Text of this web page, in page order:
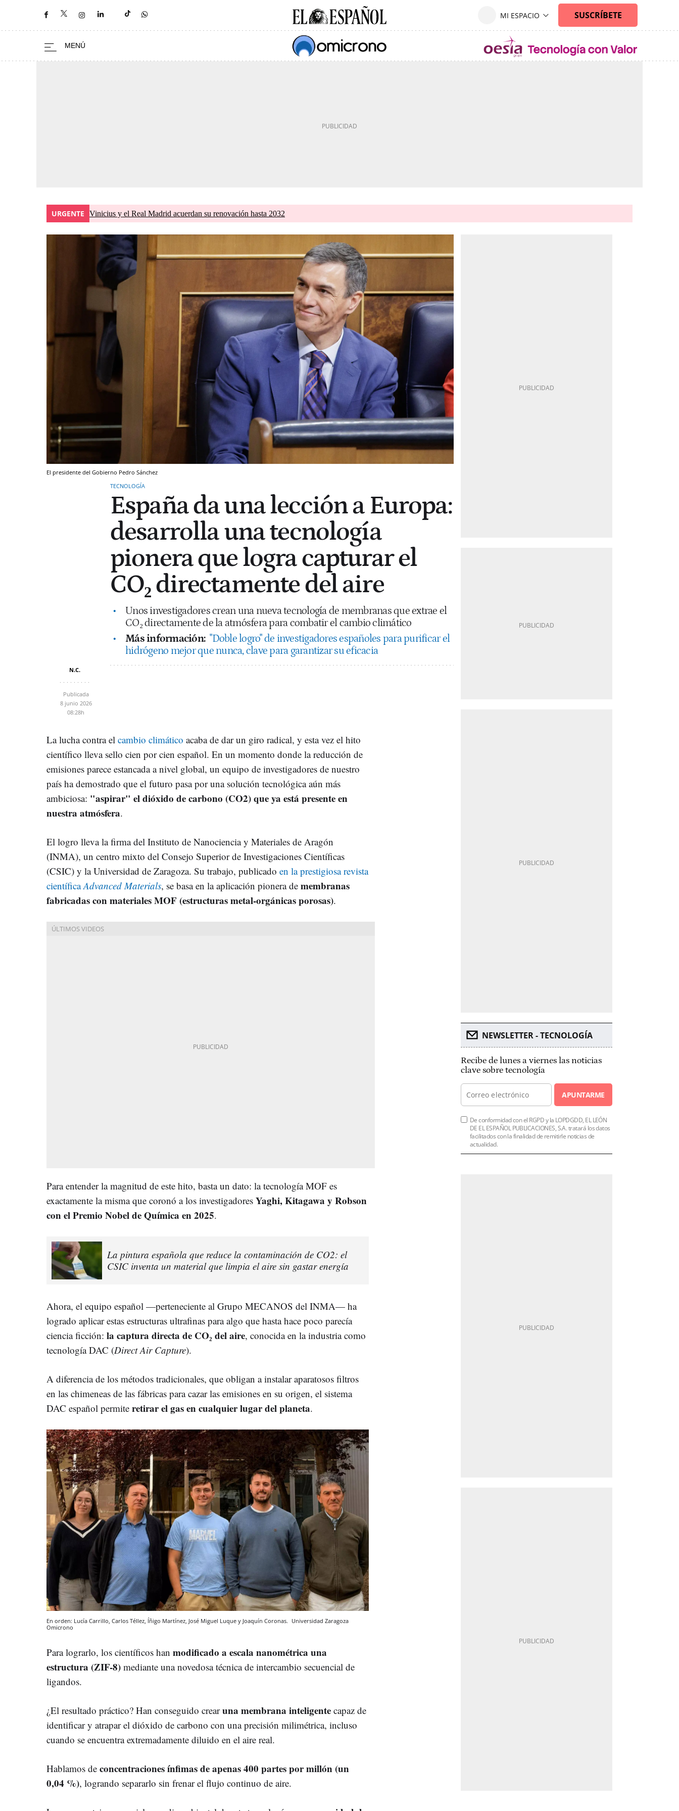
URGENTE Vinicius y el Real Madrid acuerdan su renovación hasta 2032
El presidente del Gobierno Pedro Sánchez
TECNOLOGÍA
España da una lección a Europa:
desarrolla una tecnología
pionera que logra capturar el
CO₂ directamente del aire
Unos investigadores crean una nueva tecnología de membranas que extrae el
CO₂ directamente de la atmósfera para combatir el cambio climático
Más información: "Doble logro" de investigadores españoles para purificar el
hidrógeno mejor que nunca, clave para garantizar su eficacia
N.C.
Publicada
8 junio 2026
08:28h
La lucha contra el cambio climático acaba de dar un giro radical, y esta vez el hito
científico lleva sello cien por cien español. En un momento donde la reducción de
emisiones parece estancada a nivel global, un equipo de investigadores de nuestro
país ha demostrado que el futuro pasa por una solución tecnológica aún más
ambiciosa: "aspirar" el dióxido de carbono (CO2) que ya está presente en
nuestra atmósfera.
El logro lleva la firma del Instituto de Nanociencia y Materiales de Aragón
(INMA), un centro mixto del Consejo Superior de Investigaciones Científicas
(CSIC) y la Universidad de Zaragoza. Su trabajo, publicado en la prestigiosa revista
científicaAdvanced Materials, se basa en la aplicación pionera de membranas
fabricadas con materiales MOF (estructuras metal-orgánicas porosas).
Para entender la magnitud de este hito, basta un dato: la tecnología MOF es
exactamente la misma que coronó a los investigadores Yaghi, Kitagawa y Robson
con el Premio Nobel de Química en 2025.
La pintura española que reduce la contaminación de CO2: el
CSIC inventa un material que limpia el aire sin gastar energía
Ahora, el equipo español —perteneciente al Grupo MECANOS del INMA— ha
logrado aplicar estas estructuras ultrafinas para algo que hasta hace poco parecía
ciencia ficción: la captura directa de CO₂ del aire, conocida en la industria como
tecnología DAC (Direct Air Capture).
A diferencia de los métodos tradicionales, que obligan a instalar aparatosos filtros
en las chimeneas de las fábricas para cazar las emisiones en su origen, el sistema
DAC español permite retirar el gas en cualquier lugar del planeta.
En orden: Lucía Carrillo, Carlos Téllez, Íñigo Martínez, José Miguel Luque y Joaquín Coronas. Universidad Zaragoza
Omicrono
Para lograrlo, los científicos han modificado a escala nanométrica una
estructura (ZIF-8) mediante una novedosa técnica de intercambio secuencial de
ligandos.
¿El resultado práctico? Han conseguido crearuna membrana inteligente capaz de
identificar y atrapar el dióxido de carbono con una precisión milimétrica, incluso
cuando se encuentra extremadamente diluido en el aire real.
Hablamos de concentraciones ínfimas de apenas 400 partes por millón (un
0,04 %), logrando separarlo sin frenar el flujo continuo de aire.
NEWSLETTER - TECNOLOGÍA
Recibe de lunes a viernes las noticias
clave sobre tecnología
APUNTARME
De conformidad con el RGPD y la LOPDGDD, EL LEÓN
DE EL ESPAÑOL PUBLICACIONES, S.A. tratará los datos
facilitados con la finalidad de remitirle noticias de
actualidad.